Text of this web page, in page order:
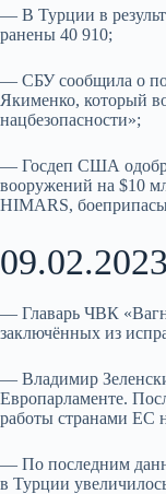
— В Турции в
ранены 40 910;
— СБУ сообщила о
Якименко, который
нацбезопасности»;
— Госдеп США
вооружений на $10
HIMARS,
09.02.2023
— Главарь ЧВК
заключённых из
— Владимир
Европарламенте.
работы странами ЕС
— По последним
в Турции